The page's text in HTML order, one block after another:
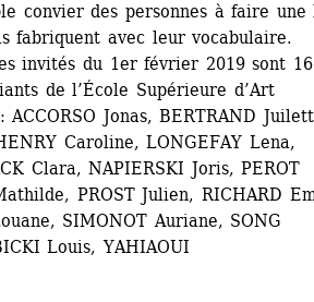
convier des personnes à faire une
fabriquent avec leur vocabulaire.
invités du 1er février 2019 sont 16
de l’École Supérieure d’Art
ACCORSO Jonas, BERTRAND
Caroline, LONGEFAY Lena,
Clara, NAPIERSKI Joris, PEROT
PROST Julien, RICHARD
SIMONOT Auriane, SONG
Louis, YAHIAOUI